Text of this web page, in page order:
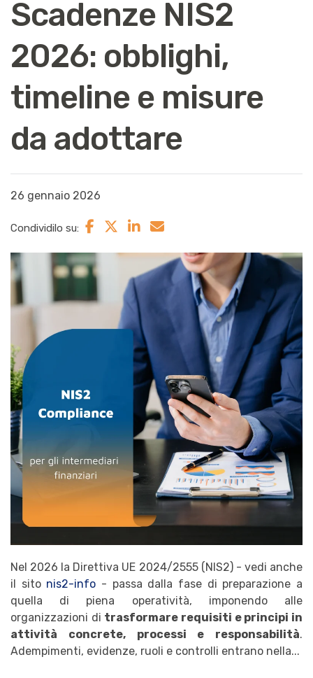
Scadenze NIS2
2026: obblighi,
timeline e misure
da adottare
26 gennaio 2026
Condividilo su:
Nel 2026 la Direttiva UE 2024/2555 (NIS2) - vedi anche
il sito nis2-info - passa dalla fase di preparazione a
quella di piena operatività, imponendo alle
organizzazioni di trasformare requisiti e principi in
attività concrete, processi e responsabilità.
Adempimenti, evidenze, ruoli e controlli entrano nella...